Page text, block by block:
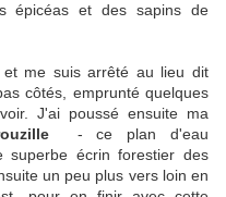
épicéas et des sapins de
me suis arrêté au lieu dit
côtés, emprunté quelques
J'ai poussé ensuite ma
- ce plan d'eau
superbe écrin forestier des
un peu plus vers loin en